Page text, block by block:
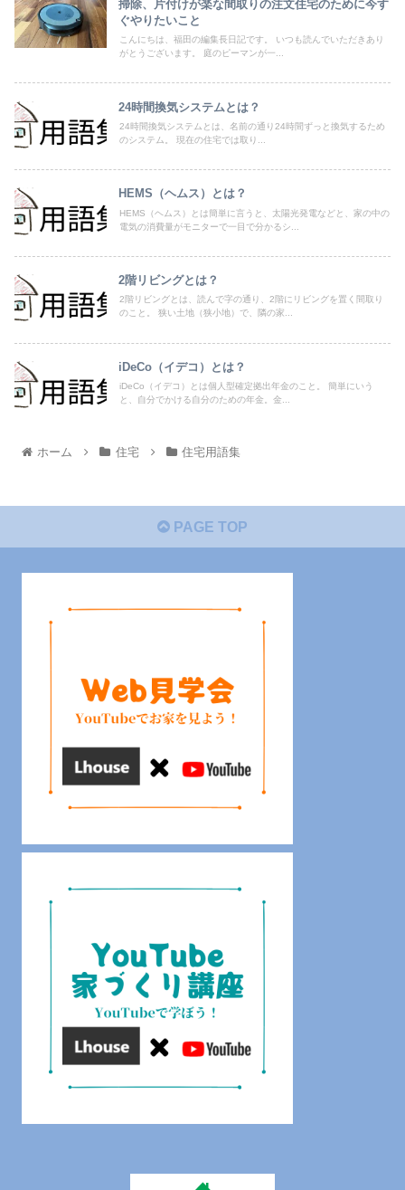
掃除、片付けが楽な間取りの注文住宅のために今す
ぐやりたいこと
こんにちは、福田の編集長日記です。 いつも読んでいただきあり
がとうございます。 庭のピーマンが一...
24時間換気システムとは？
24時間換気システムとは、名前の通り24時間ずっと換気するため
のシステム。 現在の住宅では取り...
HEMS（ヘムス）とは？
HEMS（ヘムス）とは簡単に言うと、太陽光発電などと、家の中の
電気の消費量がモニターで一目で分かるシ...
2階リビングとは？
2階リビングとは、読んで字の通り、2階にリビングを置く間取り
のこと。 狭い土地（狭小地）で、隣の家...
iDeCo（イデコ）とは？
iDeCo（イデコ）とは個人型確定拠出年金のこと。 簡単にいう
と、自分でかける自分のための年金。金...
ホーム 住宅 住宅用語集
PAGE TOP